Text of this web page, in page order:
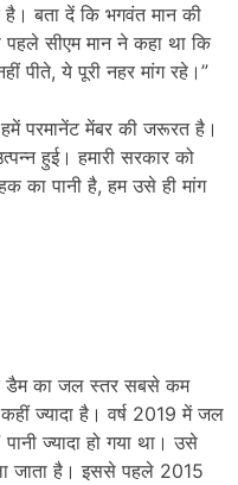
बता दें कि भगवंत मान की
सीएम मान ने कहा था कि
पीते, ये पूरी नहर मांग रहे।”
परमानेंट मेंबर की जरूरत है।
हुई। हमारी सरकार को
का पानी है, हम उसे ही मांग
डैम का जल स्तर सबसे कम
ज्यादा है। वर्ष 2019 में जल
ज्यादा हो गया था। उसे
जाता है। इससे पहले 2015